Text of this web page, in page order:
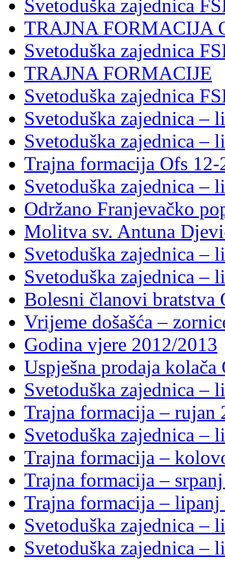
Svetoduška zajednica
TRAJNA FORMACIJA
Svetoduška zajednica
TRAJNA FORMACIJE
Svetoduška zajednica
Svetoduška zajednica –
Svetoduška zajednica –
Trajna formacija Ofs 12-
Svetoduška zajednica –
Održano Franjevačko
Molitva sv. Antuna
Svetoduška zajednica –
Svetoduška zajednica –
Bolesni članovi bratstva
Vrijeme došašća –
Godina vjere 2012/2013
Uspješna prodaja kolača
Svetoduška zajednica –
Trajna formacija – rujan
Svetoduška zajednica –
Trajna formacija –
Trajna formacija –
Trajna formacija – lipanj
Svetoduška zajednica –
Svetoduška zajednica –